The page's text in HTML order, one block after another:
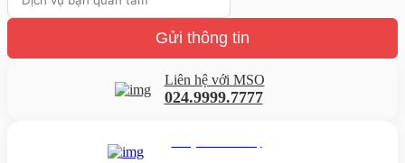
Gửi thông tin
Liên hệ với MSO
024.9999.7777